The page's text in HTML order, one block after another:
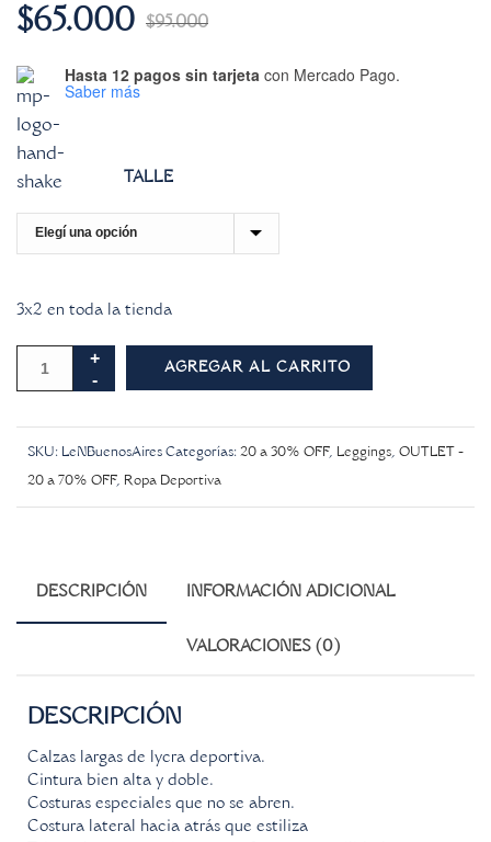
$95.000
$65.000
Hasta 12 pagos sin tarjeta con Mercado Pago.
Saber más
TALLE
3x2 en toda la tienda
AGREGAR AL CARRITO
SKU: LeNBuenosAires Categorías: 20 a 30% OFF, Leggings, OUTLET -
20 a 70% OFF, Ropa Deportiva
DESCRIPCIÓN INFORMACIÓN ADICIONAL
VALORACIONES (0)
DESCRIPCIÓN
Calzas largas de lycra deportiva.
Cintura bien alta y doble.
Costuras especiales que no se abren.
Costura lateral hacia atrás que estiliza